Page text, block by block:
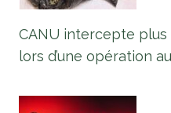
CANU intercepte plus
lors d’une opération